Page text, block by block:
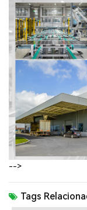
-->
Tags